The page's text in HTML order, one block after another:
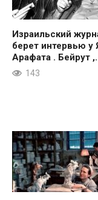
Израильский
берет интервью у
Арафата . Бейрут
143